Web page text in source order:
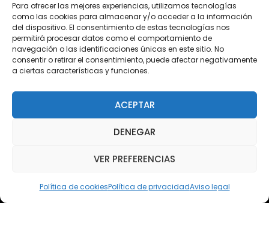
Para ofrecer las mejores experiencias, utilizamos tecnologías
como las cookies para almacenar y/o acceder a la información
del dispositivo. El consentimiento de estas tecnologías nos
permitirá procesar datos como el comportamiento de
navegación o las identificaciones únicas en este sitio. No
consentir o retirar el consentimiento, puede afectar negativamente
a ciertas características y funciones.
ACEPTAR
DENEGAR
VER PREFERENCIAS
Política de cookiesPolítica de privacidadAviso legal
Plataforma 2.0
Acceso Cursos UNIR
Teléfono: (+34) 958 455 085
Teléfono: (+34) 618 370 813